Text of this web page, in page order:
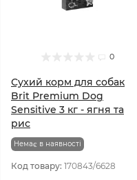
0
Сухий корм для собак
Brit Premium Dog
Sensitive 3 кг - ягня та
рис
Немає в наявності
Код товару: 170843/6628